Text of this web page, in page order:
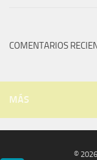
COMENTARIOS
MÁS
© 2026